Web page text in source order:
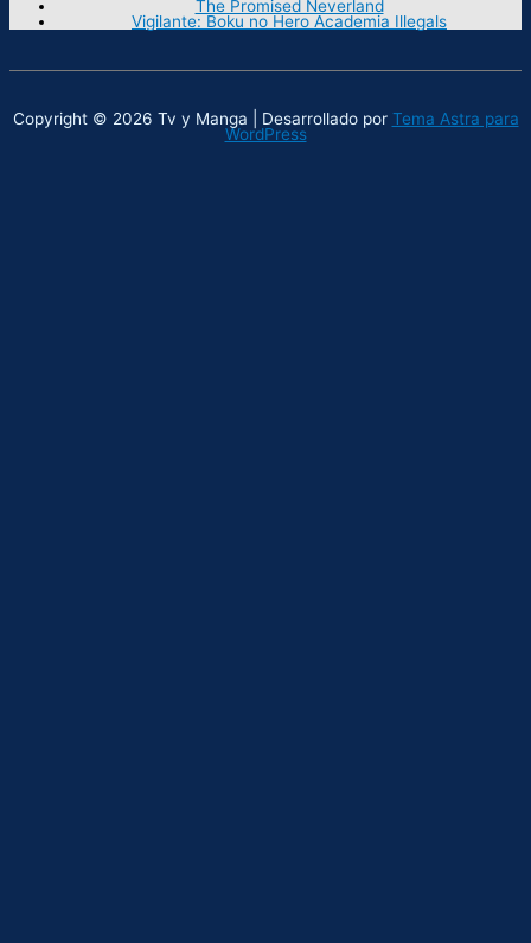
The Promised Neverland
Vigilante: Boku no Hero Academia Illegals
Copyright © 2026 Tv y Manga | Desarrollado por Tema Astra para
WordPress